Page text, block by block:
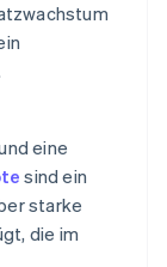
eine
sind ein
starke
die im